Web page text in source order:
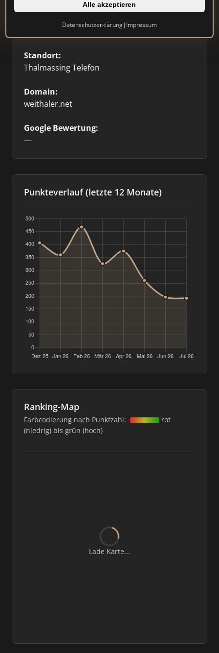
Alle akzeptieren
Datenschutzerklärung| Impressum
Standort:
Thalmassing Telefon
Domain:
weithaler.net
Google Bewertung:
—
Punkteverlauf (letzte 12 Monate)
Ranking-Map
Farbcodierung nach Punktzahl:
rot
(niedrig) bis grün (hoch)
Lade Karte...